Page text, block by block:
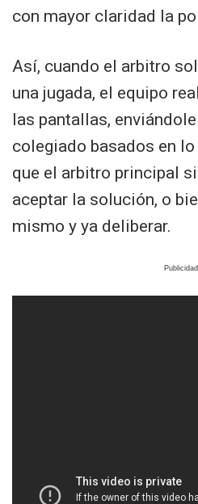
con mayor claridad la
Así, cuando el arbitro
una jugada, el equipo
las pantallas,
colegiado basados en
que el arbitro principal
aceptar la solución, o
mismo y ya deliberar.